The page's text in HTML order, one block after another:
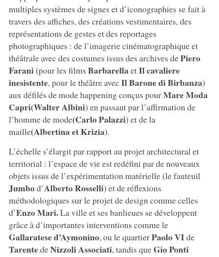
multiples systèmes de signes et d’iconographies se fait à
travers des affiches, des créations vestimentaires, des
représentations de gestes et des reportages
photographiques : de l’imagerie cinématographique et
théâtrale avec des costumes issus des archives dePiero
Farani(pour les films BarbarellaetIl cavaliere
inesistente, pour le théâtre avec Il Barone di Birbanza)
aux défilés de mode happening conçus pourMare Moda
Capri(Walter Albini) en passant par l’affirmation de
l’homme de mode(Carlo Palazzi) et de la
maille(Albertina et Krizia).
L’échelle s’élargit par rapport au projet architectural et
territorial : l’espace de vie est redéfini par de nouveaux
objets issus de l’expérimentation matérielle (le fauteuil
Jumbod’Alberto Rosselli) et de réflexions
méthodologiques sur le projet de design comme celles
d’Enzo Mari.La ville et ses banlieues se développent
grâce à d’importantes interventions comme le
Gallaratese d’Aymonino, ou le quartierPaolo VIde
TarentedeNizzoli Associati, tandis queGio Ponti